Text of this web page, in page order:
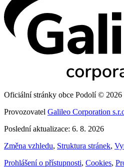
Oficiální stránky obce Podolí © 2026
Provozovatel Galileo Corporation
Poslední aktualizace: 6. 8. 2026
Změna vzhledu, Struktura stránek,
Prohlášení o přístupnosti, Cookies,